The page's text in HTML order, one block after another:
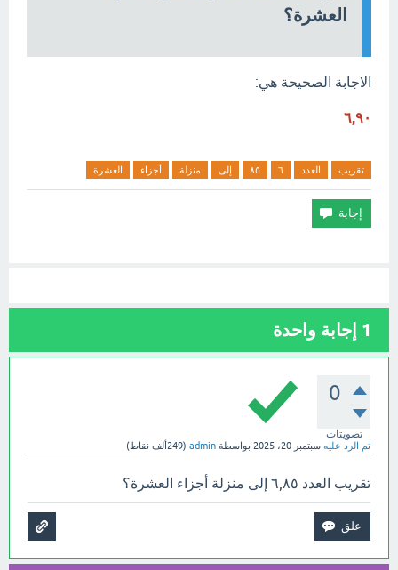
العشرة؟
الاجابة الصحيحة هي:
٦,٩٠
تقريب العدد ٦ ٨٥ إلى منزلة أجزاء العشرة
1 إجابة واحدة
0
تصويتات
تم الرد عليه سبتمبر 20، 2025 بواسطة admin
(249ألف نقاط)
تقريب العدد ٦,٨٥ إلى منزلة أجزاء العشرة؟